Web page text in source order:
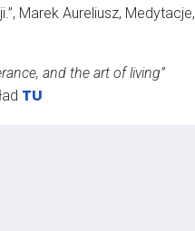
Marek Aureliusz, Medytacje,
and the art of living”
TU